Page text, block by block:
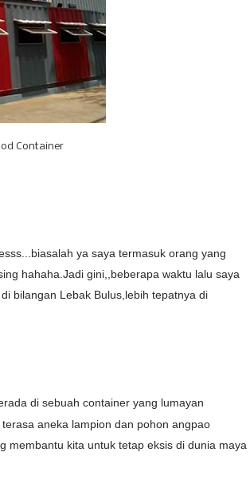
Container
ya saya termasuk orang yang
hahaha.Jadi gini,,beberapa waktu lalu saya
bilangan Lebak Bulus,lebih tepatnya di
di sebuah container yang lumayan
aneka lampion dan pohon angpao
membantu kita untuk tetap eksis di dunia maya